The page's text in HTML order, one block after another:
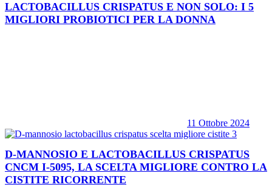
LACTOBACILLUS CRISPATUS E NON SOLO: I 5
MIGLIORI PROBIOTICI PER LA DONNA
11 Ottobre 2024
D-MANNOSIO E LACTOBACILLUS CRISPATUS
CNCM I-5095, LA SCELTA MIGLIORE CONTRO LA
CISTITE RICORRENTE